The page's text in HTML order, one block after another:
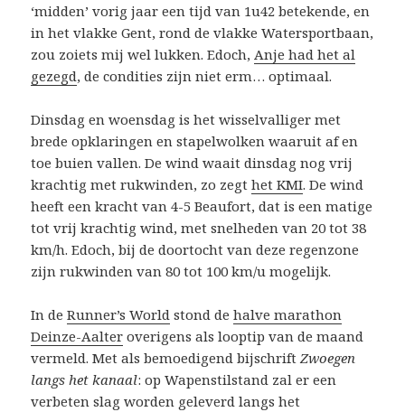
‘midden’ vorig jaar een tijd van 1u42 betekende, en
in het vlakke Gent, rond de vlakke Watersportbaan,
zou zoiets mij wel lukken. Edoch, Anje had het al
gezegd, de condities zijn niet erm… optimaal.
Dinsdag en woensdag is het wisselvalliger met
brede opklaringen en stapelwolken waaruit af en
toe buien vallen. De wind waait dinsdag nog vrij
krachtig met rukwinden, zo zegthet KMI. De wind
heeft een kracht van 4-5 Beaufort, dat is een matige
tot vrij krachtig wind, met snelheden van 20 tot 38
km/h. Edoch,bij de doortocht van deze regenzone
zijn rukwinden van 80 tot 100 km/u mogelijk.
In deRunner’s World stond dehalve marathon
Deinze-Aalter overigens als looptip van de maand
vermeld. Met als bemoedigend bijschriftZwoegen
langs het kanaal: op Wapenstilstand zal er een
verbeten slag worden geleverd langs het